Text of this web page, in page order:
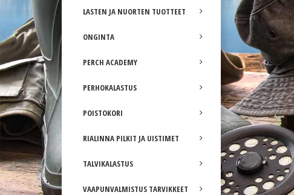
LASTEN JA NUORTEN TUOTTEET
ONGINTA
PERCH ACADEMY
PERHOKALASTUS
POISTOKORI
RIALINNA PILKIT JA UISTIMET
TALVIKALASTUS
VAAPUNVALMISTUS TARVIKKEET